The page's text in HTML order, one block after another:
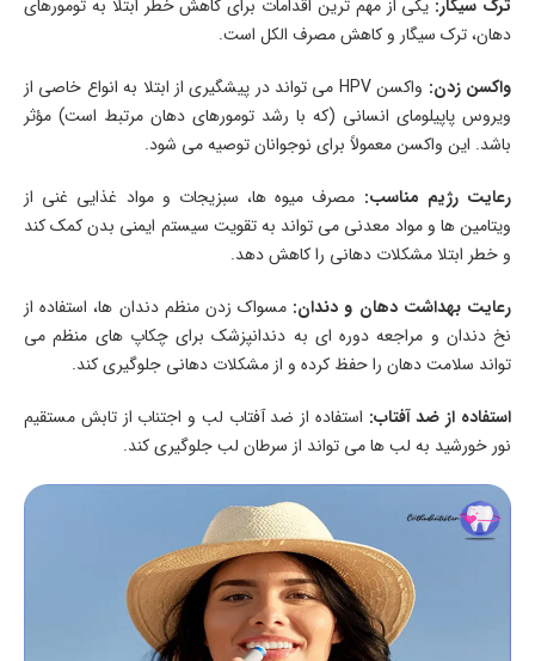
ترک سیگار: یکی از مهم ترین اقدامات برای کاهش خطر ابتلا به تومورهای
دهان، ترک سیگار و کاهش مصرف الکل است.
واکسن زدن:
واکسن HPV می تواند در پیشگیری از ابتلا به انواع خاصی از
ویروس پاپیلومای انسانی (که با رشد تومورهای دهان مرتبط است) مؤثر
باشد. این واکسن معمولاً برای نوجوانان توصیه می شود.
رعایت رژیم مناسب: مصرف میوه ها، سبزیجات و مواد غذایی غنی از
ویتامین ها و مواد معدنی می تواند به تقویت سیستم ایمنی بدن کمک کند
و خطر ابتلا مشکلات دهانی را کاهش دهد.
رعایت بهداشت دهان و دندان: مسواک زدن منظم دندان ها، استفاده از
نخ دندان و مراجعه دوره ای به دندانپزشک برای چکاپ های منظم می
تواند سلامت دهان را حفظ کرده و از مشکلات دهانی جلوگیری کند.
استفاده از ضد آفتاب: استفاده از ضد آفتاب لب و اجتناب از تابش مستقیم
نور خورشید به لب ها می تواند از سرطان لب جلوگیری کند.